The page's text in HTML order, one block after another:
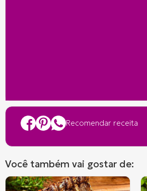
Recomendar receita
Você também vai gostar de: